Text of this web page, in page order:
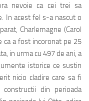
nevoie ca cei trei sa
In acest fel s-a nascut o
Charlemagne (Carol
ca a fost incoronat pe 25
in urma cu 497 de ani, a
istorice ce sustin
nicio cladire care sa fi
din perioada